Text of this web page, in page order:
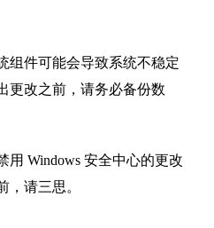
组件可能会导致系统不稳定
更改之前，请务必备份数
用 Windows 安全中心的更改
，请三思。